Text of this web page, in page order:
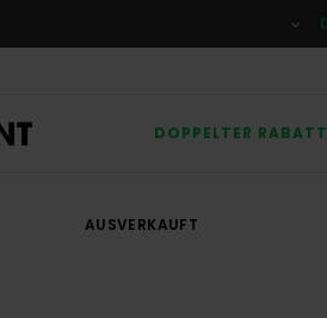
DOPPELTER RABATT
AUSVERKAUFT